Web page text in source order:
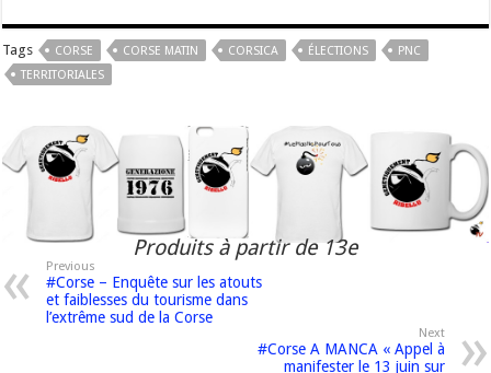
Tags CORSE CORSE MATIN CORSICA ÉLECTIONS
PNC
TERRITORIALES
Produits à partir de 13e
Previous
#Corse – Enquête sur les atouts
et faiblesses du tourisme dans
l’extrême sud de la Corse
Next
#Corse A MANCA « Appel à
manifester le 13 juin sur